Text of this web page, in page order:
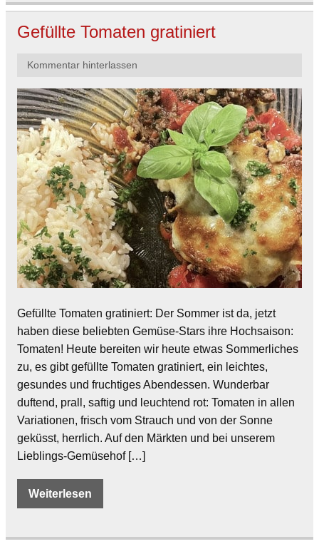
Gefüllte Tomaten gratiniert
Kommentar hinterlassen
Gefüllte Tomaten gratiniert: Der Sommer ist da, jetzt
haben diese beliebten Gemüse-Stars ihre Hochsaison:
Tomaten! Heute bereiten wir heute etwas Sommerliches
zu, es gibt gefüllte Tomaten gratiniert, ein leichtes,
gesundes und fruchtiges Abendessen. Wunderbar
duftend, prall, saftig und leuchtend rot: Tomaten in allen
Variationen, frisch vom Strauch und von der Sonne
geküsst, herrlich. Auf den Märkten und bei unserem
Lieblings-Gemüsehof […]
Weiterlesen